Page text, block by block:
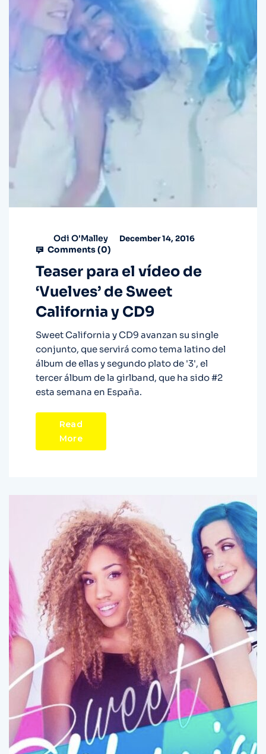
Odi O'Malley December 14, 2016
Comments (0)
Teaser para el vídeo de
‘Vuelves’ de Sweet
California y CD9
Sweet California y CD9 avanzan su single
conjunto, que servirá como tema latino del
álbum de ellas y segundo plato de '3', el
tercer álbum de la girlband, que ha sido #2
esta semana en España.
Read
More